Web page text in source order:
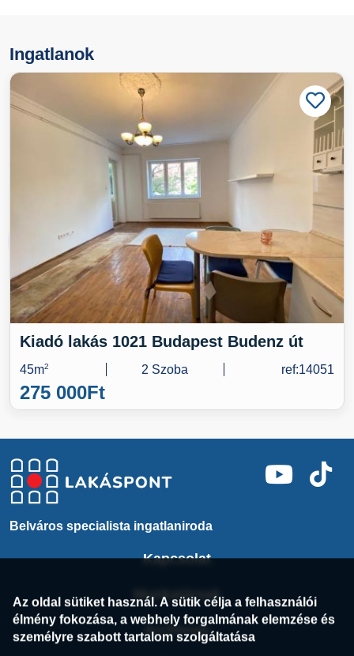
Ingatlanok
Kiadó lakás 1021 Budapest Budenz út
45m2 2 Szoba ref:14051
275 000Ft
Kapcsolat
Munkatársak
Archívum
Belváros specialista ingatlaniroda
Az oldal sütiket használ. A sütik célja a felhasználói
élmény fokozása, a webhely forgalmának elemzése és
személyre szabott tartalom szolgáltatása